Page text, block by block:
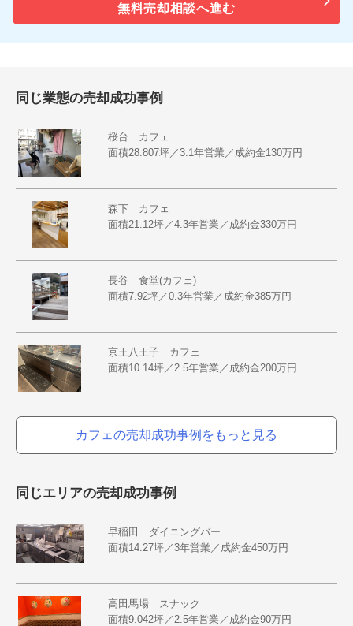
無料売却相談へ進む
同じ業態の売却成功事例
桜台 カフェ
面積28.807坪／3.1年営業／成約金130万円
森下 カフェ
面積21.12坪／4.3年営業／成約金330万円
長谷 食堂(カフェ)
面積7.92坪／0.3年営業／成約金385万円
京王八王子 カフェ
面積10.14坪／2.5年営業／成約金200万円
カフェの売却成功事例をもっと見る
同じエリアの売却成功事例
早稲田 ダイニングバー
面積14.27坪／3年営業／成約金450万円
高田馬場 スナック
面積9.042坪／2.5年営業／成約金90万円